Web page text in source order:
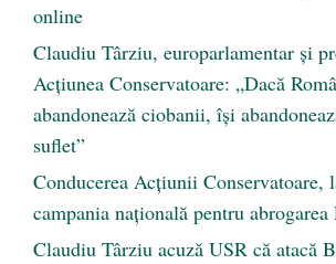
online
Claudiu Târziu, europarlamentar și
Acțiunea Conservatoare: „Dacă
abandonează ciobanii, își
suflet”
Conducerea Acțiunii Conservatoare,
campania națională pentru
Claudiu Târziu acuză USR că atacă